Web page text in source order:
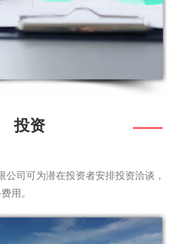
投资
司可为潜在投资者安排投资洽谈，
用。